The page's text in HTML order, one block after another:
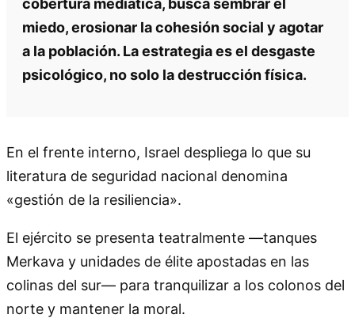
miedo, erosionar la cohesión social y agotar
a la población. La estrategia es el desgaste
psicológico, no solo la destrucción física.
En el frente interno, Israel despliega lo que su
literatura de seguridad nacional denomina
«gestión de la resiliencia».
El ejército se presenta teatralmente —tanques
Merkava y unidades de élite apostadas en las
colinas del sur— para tranquilizar a los colonos del
norte y mantener la moral.